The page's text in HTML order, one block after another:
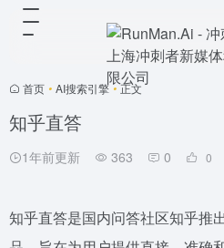
首页 • AI搜索引擎 • 正文
知乎直答
1年前更新 363 0 0
知乎直答是国内问答社区知乎推